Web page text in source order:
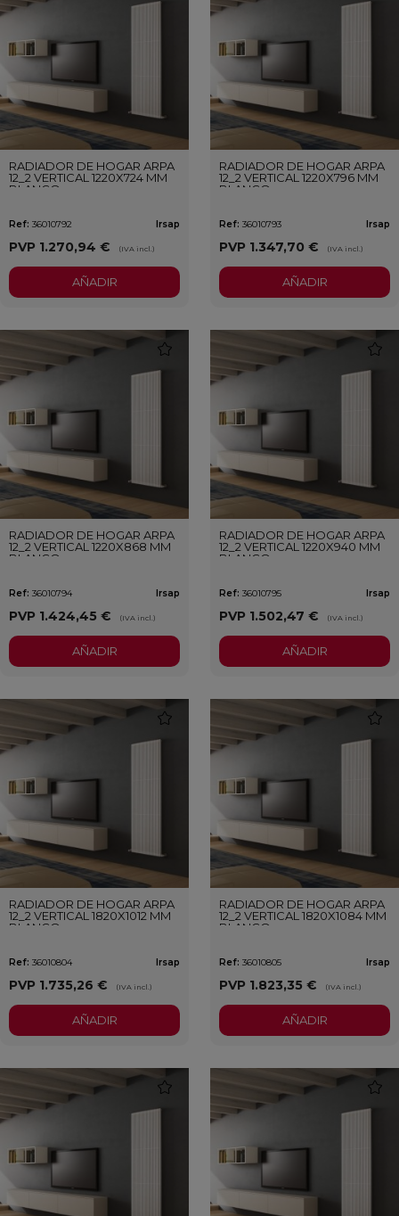
RADIADOR DE HOGAR ARPA
12_2 VERTICAL 1220X724 MM
BLANCO
Ref: 36010792 Irsap
PVP 1.270,94 € (IVA incl.)
AÑADIR
RADIADOR DE HOGAR ARPA
12_2 VERTICAL 1220X796 MM
BLANCO
Ref: 36010793 Irsap
PVP 1.347,70 € (IVA incl.)
AÑADIR
RADIADOR DE HOGAR ARPA
12_2 VERTICAL 1220X868 MM
BLANCO
Ref: 36010794 Irsap
PVP 1.424,45 € (IVA incl.)
AÑADIR
RADIADOR DE HOGAR ARPA
12_2 VERTICAL 1220X940 MM
BLANCO
Ref: 36010795 Irsap
PVP 1.502,47 € (IVA incl.)
AÑADIR
RADIADOR DE HOGAR ARPA
12_2 VERTICAL 1820X1012 MM
BLANCO
Ref: 36010804 Irsap
PVP 1.735,26 € (IVA incl.)
AÑADIR
RADIADOR DE HOGAR ARPA
12_2 VERTICAL 1820X1084 MM
BLANCO
Ref: 36010805 Irsap
PVP 1.823,35 € (IVA incl.)
AÑADIR